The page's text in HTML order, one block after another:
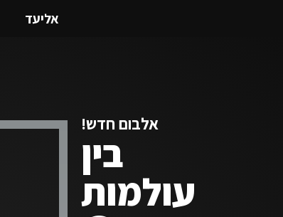
אליעד
אלבום חדש!
בין
עולמות